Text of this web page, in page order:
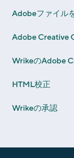
Adobeファイル
Adobe Creative
WrikeのAdobe
HTML校正
Wrikeの承認